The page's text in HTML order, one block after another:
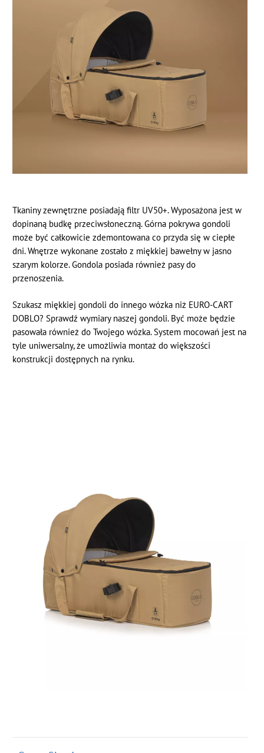
Tkaniny zewnętrzne posiadają filtr UV50+. Wyposażona jest w
dopinaną budkę przeciwsłoneczną. Górna pokrywa gondoli
może być całkowicie zdemontowana co przyda się w ciepłe
dni. Wnętrze wykonane zostało z miękkiej bawełny w jasno
szarym kolorze. Gondola posiada również pasy do
przenoszenia.
Szukasz miękkiej gondoli do innego wózka niż EURO-CART
DOBLO? Sprawdź wymiary naszej gondoli. Być może będzie
pasowała również do Twojego wózka. System mocowań jest na
tyle uniwersalny, że umożliwia montaż do większości
konstrukcji dostępnych na rynku.